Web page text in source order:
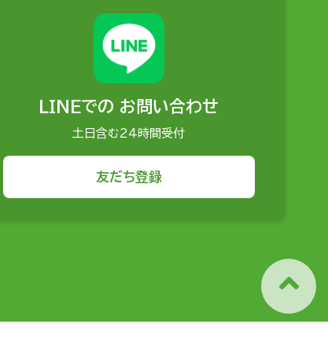
LINEでの お問い合わせ
土日含む24時間受付
友だち登録